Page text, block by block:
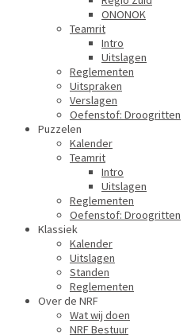
ONONOK
Teamrit
Intro
Uitslagen
Reglementen
Uitspraken
Verslagen
Oefenstof: Droogritten
Puzzelen
Kalender
Teamrit
Intro
Uitslagen
Reglementen
Oefenstof: Droogritten
Klassiek
Kalender
Uitslagen
Standen
Reglementen
Over de NRF
Wat wij doen
NRF Bestuur